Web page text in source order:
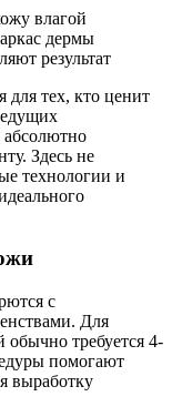
влагой
дермы
результат
для тех, кто ценит
абсолютно
Здесь не
технологии и
с
Для
требуется 4-
помогают
выработку